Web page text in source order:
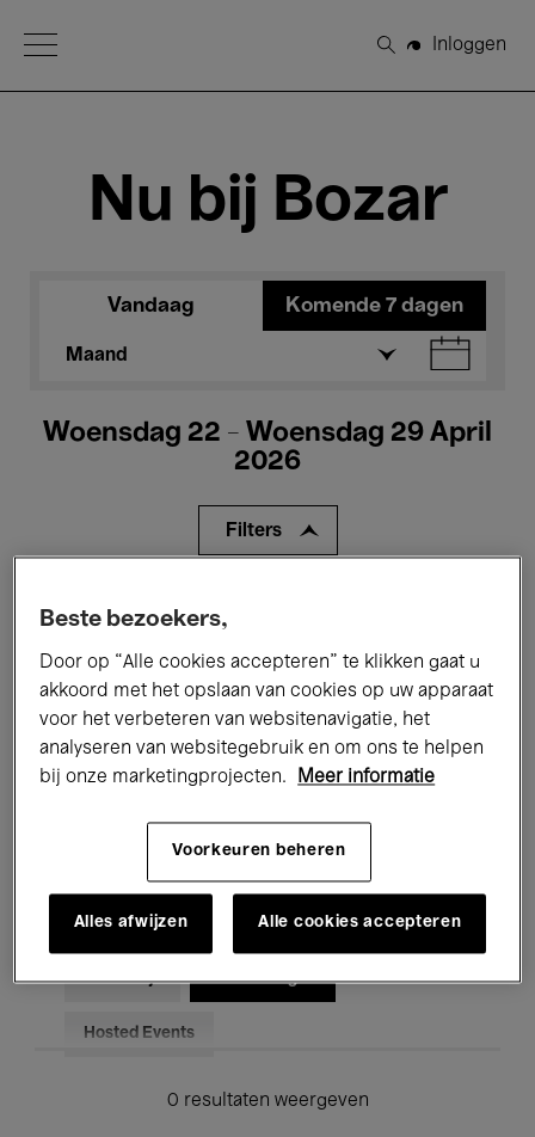
Open Menu
Zoeken
Inloggen
Nu bij Bozar
Vandaag Komende 7 dagen
Maand
Woensdag 22 - Woensdag 29 April
2026
Filters
Alle evenementen
Tentoonstellingen Films
Performances Lezingen & Debatten
Jazz Klassieke Muziek Global Music
Elektronische Muziek
Voor iedereen Kids’ Palace
Onderwijs Rondleidingen
Hosted Events
0 resultaten weergeven
Beste bezoekers,
Door op “Alle cookies accepteren” te klikken gaat u
akkoord met het opslaan van cookies op uw apparaat
voor het verbeteren van websitenavigatie, het
analyseren van websitegebruik en om ons te helpen
bij onze marketingprojecten.
Meer informatie
Voorkeuren beheren
Alles afwijzen Alle cookies accepteren